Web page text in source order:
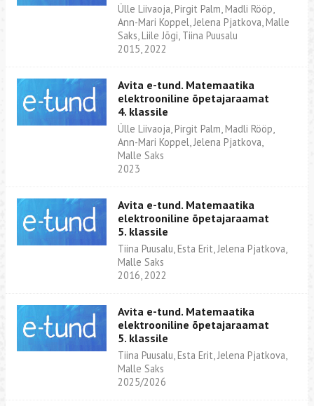
Ülle Liivaoja, Pirgit Palm, Madli Rööp,
Ann-Mari Koppel, Jelena Pjatkova, Malle
Saks, Liile Jõgi, Tiina Puusalu
2015, 2022
Avita e-tund. Matemaatika
elektrooniline õpetajaraamat
4. klassile
Ülle Liivaoja, Pirgit Palm, Madli Rööp,
Ann-Mari Koppel, Jelena Pjatkova,
Malle Saks
2023
Avita e-tund. Matemaatika
elektrooniline õpetajaraamat
5. klassile
Tiina Puusalu, Esta Erit, Jelena Pjatkova,
Malle Saks
2016, 2022
Avita e-tund. Matemaatika
elektrooniline õpetajaraamat
5. klassile
Tiina Puusalu, Esta Erit, Jelena Pjatkova,
Malle Saks
2025/2026